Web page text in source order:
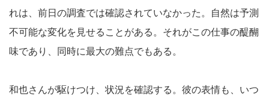
れは、前日の調査では確認されていなかった。自然は予測
不可能な変化を見せることがある。それがこの仕事の醍醐
味であり、同時に最大の難点でもある。
和也さんが駆けつけ、状況を確認する。彼の表情も、いつ